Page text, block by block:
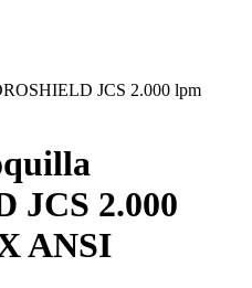
JCS 2.000 lpm
JCS 2.000
ANSI